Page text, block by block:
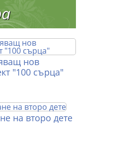
нов
"100 сърца"
на второ дете